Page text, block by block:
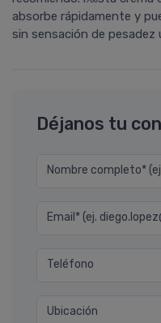
absorbe rápidamente y
sin sensación de pesadez
Déjanos tu
Nombre completo*
Email* (ej.
Teléfono
Ubicación